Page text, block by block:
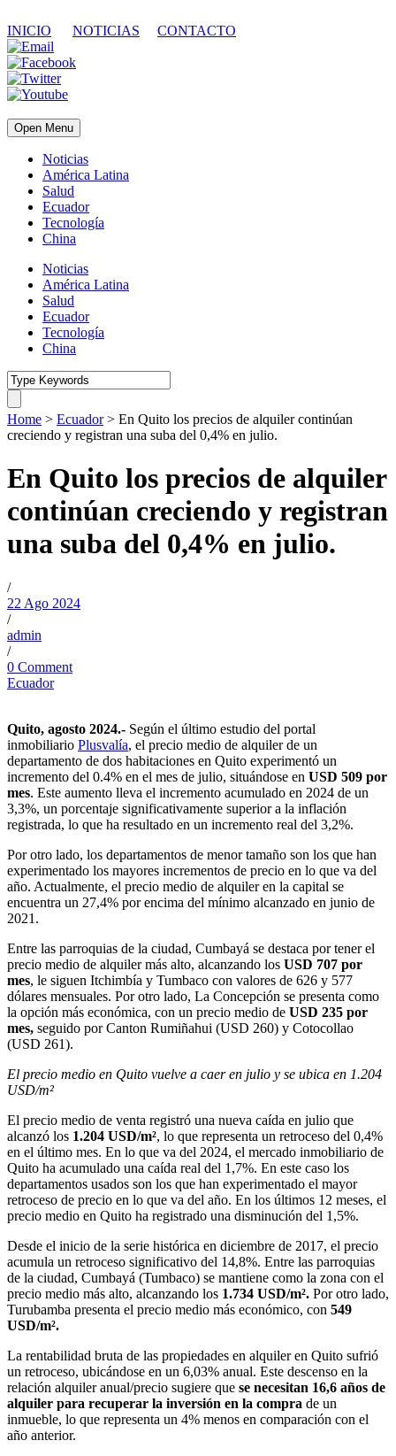
INICIO NOTICIAS CONTACTO
Open Menu
Noticias
América Latina
Salud
Ecuador
Tecnología
China
Noticias
América Latina
Salud
Ecuador
Tecnología
China
Home > Ecuador > En Quito los precios de alquiler continúan
creciendo y registran una suba del 0,4% en julio.
En Quito los precios de alquiler
continúan creciendo y registran
una suba del 0,4% en julio.
/
22 Ago 2024
/
admin
/
0 Comment
Ecuador
Quito, agosto 2024.- Según el último estudio del portal
inmobiliario Plusvalía, el precio medio de alquiler de un
departamento de dos habitaciones en Quito experimentó un
incremento del 0.4% en el mes de julio, situándose en USD 509 por
mes. Este aumento lleva el incremento acumulado en 2024 de un
3,3%, un porcentaje significativamente superior a la inflación
registrada, lo que ha resultado en un incremento real del 3,2%.
Por otro lado, los departamentos de menor tamaño son los que han
experimentado los mayores incrementos de precio en lo que va del
año. Actualmente, el precio medio de alquiler en la capital se
encuentra un 27,4% por encima del mínimo alcanzado en junio de
2021.
Entre las parroquias de la ciudad, Cumbayá se destaca por tener el
precio medio de alquiler más alto, alcanzando los USD 707 por
mes, le siguen Itchimbía y Tumbaco con valores de 626 y 577
dólares mensuales. Por otro lado, La Concepción se presenta como
la opción más económica, con un precio medio de USD 235 por
mes, seguido por Canton Rumiñahui (USD 260) y Cotocollao
(USD 261).
El precio medio en Quito vuelve a caer en julio y se ubica en 1.204
USD/m²
El precio medio de venta registró una nueva caída en julio que
alcanzó los 1.204 USD/m², lo que representa un retroceso del 0,4%
en el último mes. En lo que va del 2024, el mercado inmobiliario de
Quito ha acumulado una caída real del 1,7%. En este caso los
departamentos usados son los que han experimentado el mayor
retroceso de precio en lo que va del año. En los últimos 12 meses, el
precio medio en Quito ha registrado una disminución del 1,5%.
Desde el inicio de la serie histórica en diciembre de 2017, el precio
acumula un retroceso significativo del 14,8%. Entre las parroquias
de la ciudad, Cumbayá (Tumbaco) se mantiene como la zona con el
precio medio más alto, alcanzando los 1.734 USD/m². Por otro lado,
Turubamba presenta el precio medio más económico, con 549
USD/m².
La rentabilidad bruta de las propiedades en alquiler en Quito sufrió
un retroceso, ubicándose en un 6,03% anual. Este descenso en la
relación alquiler anual/precio sugiere que se necesitan 16,6 años de
alquiler para recuperar la inversión en la compra de un
inmueble, lo que representa un 4% menos en comparación con el
año anterior.